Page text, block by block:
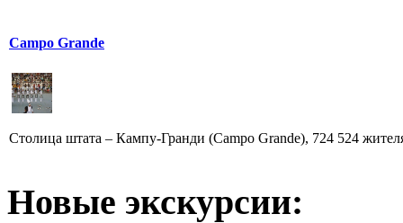
Campo Grande
Столица штата – Кампу-Гранди (Campo Grande), 724 524
Новые экскурсии: